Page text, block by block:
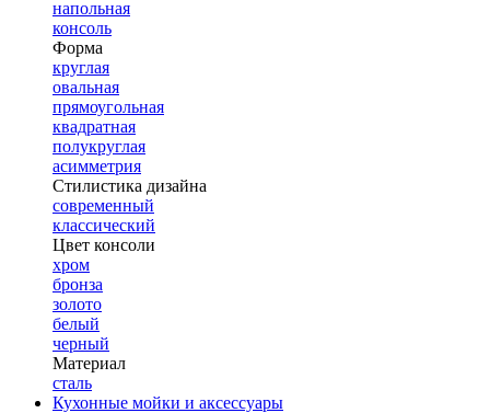
напольная
консоль
Форма
круглая
овальная
прямоугольная
квадратная
полукруглая
асимметрия
Стилистика дизайна
современный
классический
Цвет консоли
хром
бронза
золото
белый
черный
Материал
сталь
Кухонные мойки и аксессуары